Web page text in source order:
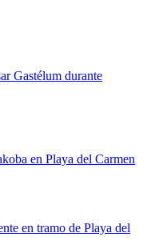
Gastélum durante
en Playa del Carmen
en tramo de Playa del